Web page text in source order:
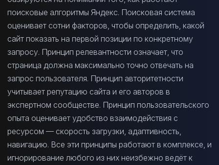
поисковые алгоритмы Яндекс. Поисковая система
оценивает сотни факторов, чтобы определить, какой
сайт показать на первой позиции по конкретному
запросу. Принцип релевантности означает, что
страница должна максимально точно отвечать на
запрос пользователя. Принцип авторитетности
учитывает репутацию сайта и его авторов в
экспертном сообществе. Принцип пользовательского
опыта оценивает удобство взаимодействия с
ресурсом — скорость загрузки, адаптивность,
навигацию. Все эти принципы работают в комплексе, и
игнорирование любого из них неизбежно ведёт к